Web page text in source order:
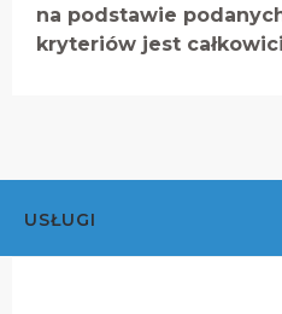
na podstawie
kryteriów jest
USŁUGI